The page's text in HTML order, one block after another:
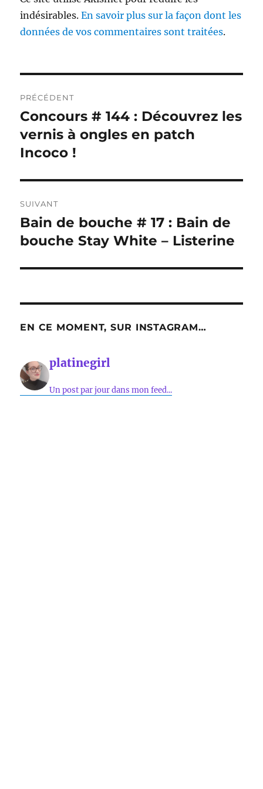
indésirables.En savoir plus sur la façon dont les
données de vos commentaires sont traitées.
de
l’article
PRÉCÉDENT
Publication
précédente :
Concours # 144 : Découvrez les
vernis à ongles en patch
Incoco !
SUIVANT
Publication
suivante :
Bain de bouche # 17 : Bain de
bouche Stay White – Listerine
EN CE MOMENT, SUR INSTAGRAM…
platinegirl
Un post par jour dans mon feed...